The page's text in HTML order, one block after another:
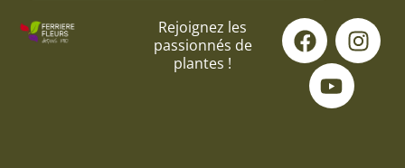
Rejoignez les
passionnés de
plantes !
F
a
c
e
I
n
s
Y
o
u
t
u